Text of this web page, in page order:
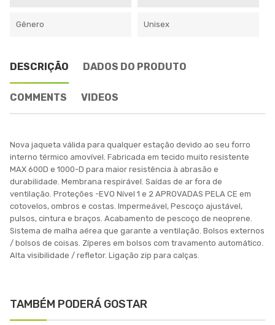
Gênero Unisex
DESCRIÇÃO DADOS DO PRODUTO
COMMENTS VIDEOS
Nova jaqueta válida para qualquer estação devido ao seu forro
interno térmico amovível. Fabricada em tecido muito resistente
MAX 600D e 1000-D para maior resistência à abrasão e
durabilidade. Membrana respirável. Saídas de ar fora de
ventilação. Proteções -EVO Nível 1 e 2 APROVADAS PELA CE em
cotovelos, ombros e costas. Impermeável, Pescoço ajustável,
pulsos, cintura e braços. Acabamento de pescoço de neoprene.
Sistema de malha aérea que garante a ventilação. Bolsos externos
/ bolsos de coisas. Zíperes em bolsos com travamento automático.
Alta visibilidade / refletor. Ligação zip para calças.
TAMBÉM PODERÁ GOSTAR